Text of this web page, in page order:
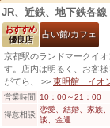
JR、近鉄、地下鉄各
おすすめ
優良店
占い館/カフェ
京都駅のランドマークイ
す。店内は明るく、お客
がてら、
>> 東明館 イオ
営業時間
10：00～21：00
得意相談
恋愛、結婚、家族
談、金運